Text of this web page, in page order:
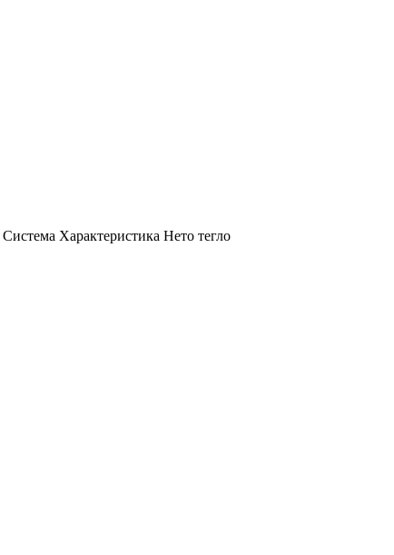
Система Характеристика Нето тегло